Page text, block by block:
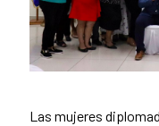
News content
Las mujeres